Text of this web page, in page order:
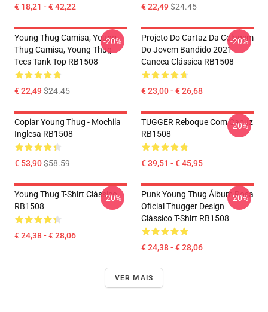
€ 18,21 - € 42,22 € 22,49$24.45
Young Thug Camisa, Young
Thug Camisa, Young Thug
Tees Tank Top RB1508
€ 22,49$24.45
-20%
Projeto Do Cartaz Da Colagem
Do Jovem Bandido 2021
Caneca Clássica RB1508
€ 23,00 - € 26,68
-20%
Copiar Young Thug - Mochila
Inglesa RB1508
€ 53,90$58.59
TUGGER Reboque Com Capuz
RB1508
€ 39,51 - € 45,95
-20%
Young Thug T-Shirt Clássico
RB1508
€ 24,38 - € 28,06
-20%
Punk Young Thug Álbum Rosa
Oficial Thugger Design
Clássico T-Shirt RB1508
€ 24,38 - € 28,06
-20%
VER MAIS